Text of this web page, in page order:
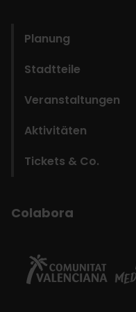
Planung
Stadtteile
Veranstaltungen
Aktivitäten
Tickets & Co.
Colabora